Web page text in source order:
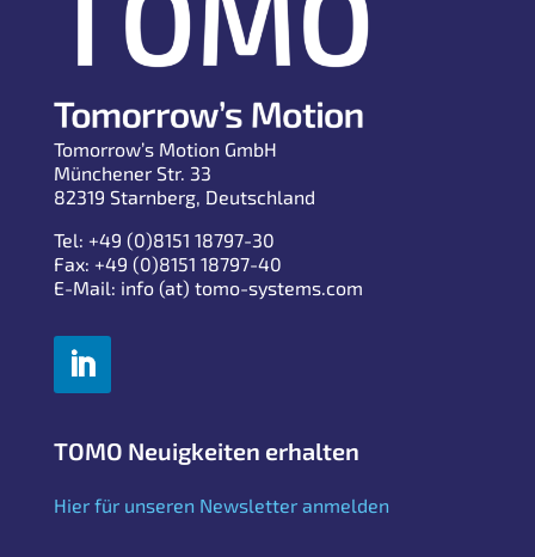
Tomorrow’s Motion GmbH
Münchener Str. 33
82319 Starnberg, Deutschland
Tel: +49 (0)8151 18797-30
Fax: +49 (0)8151 18797-40
E-Mail: info (at) tomo-systems.com
TOMO Neuigkeiten erhalten
Hier für unseren Newsletter anmelden